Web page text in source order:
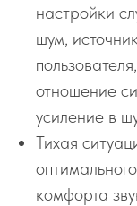
настройки
шум,
отношение
усиление в
Тихая
комфорта